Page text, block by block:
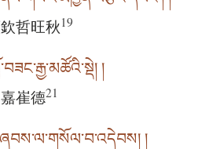
哲旺秋19
།
崔德21
།